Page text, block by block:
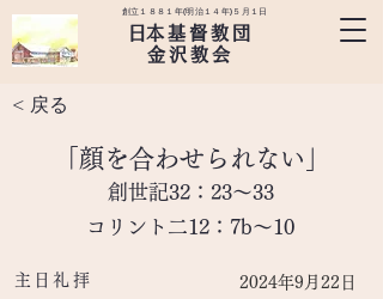
創立１８８１年(明治１４年)５月１日
​日本基督教団
金沢教会
< 戻る
「顔を合わせられない」
創世記32：23～33
コリント二12：7b～10
主日礼拝 2024年9月22日